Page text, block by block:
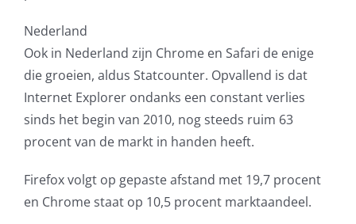
Nederland
Ook in Nederland zijn Chrome en Safari de enige
die groeien, aldus Statcounter. Opvallend is dat
Internet Explorer ondanks een constant verlies
sinds het begin van 2010, nog steeds ruim 63
procent van de markt in handen heeft.
Firefox volgt op gepaste afstand met 19,7 procent
en Chrome staat op 10,5 procent marktaandeel.